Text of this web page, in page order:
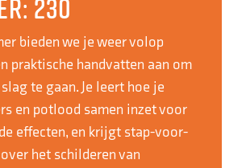
230
bieden we je weer volop
praktische handvatten aan om
te gaan. Je leert hoe je
en potlood samen inzet voor
effecten, en krijgt stap-voor-
het schilderen van